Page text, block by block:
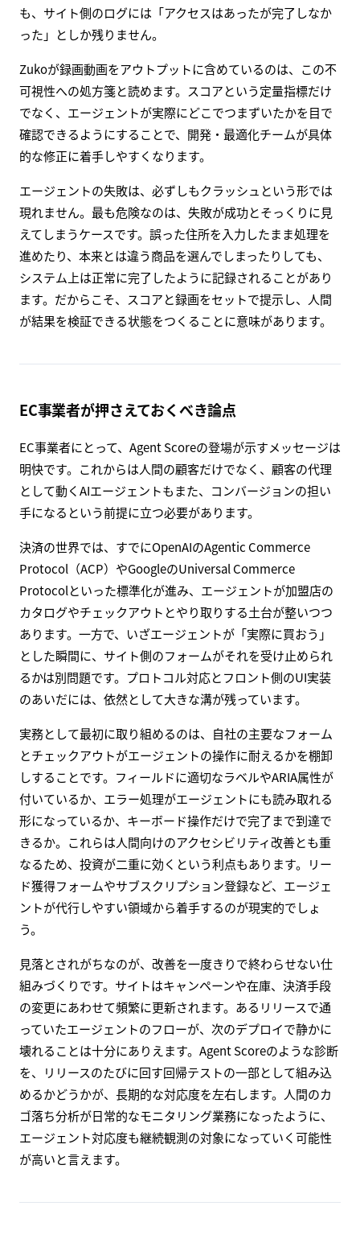
も、サイト側のログには「アクセスはあったが完了しなか
った」としか残りません。
Zukoが録画動画をアウトプットに含めているのは、この不
可視性への処方箋と読めます。スコアという定量指標だけ
でなく、エージェントが実際にどこでつまずいたかを目で
確認できるようにすることで、開発・最適化チームが具体
的な修正に着手しやすくなります。
エージェントの失敗は、必ずしもクラッシュという形では
現れません。最も危険なのは、失敗が成功とそっくりに見
えてしまうケースです。誤った住所を入力したまま処理を
進めたり、本来とは違う商品を選んでしまったりしても、
システム上は正常に完了したように記録されることがあり
ます。だからこそ、スコアと録画をセットで提示し、人間
が結果を検証できる状態をつくることに意味があります。
EC事業者が押さえておくべき論点
EC事業者にとって、Agent Scoreの登場が示すメッセージは
明快です。これからは人間の顧客だけでなく、顧客の代理
として動くAIエージェントもまた、コンバージョンの担い
手になるという前提に立つ必要があります。
決済の世界では、すでにOpenAIのAgentic Commerce
Protocol（ACP）やGoogleのUniversal Commerce
Protocolといった標準化が進み、エージェントが加盟店の
カタログやチェックアウトとやり取りする土台が整いつつ
あります。一方で、いざエージェントが「実際に買おう」
とした瞬間に、サイト側のフォームがそれを受け止められ
るかは別問題です。プロトコル対応とフロント側のUI実装
のあいだには、依然として大きな溝が残っています。
実務として最初に取り組めるのは、自社の主要なフォーム
とチェックアウトがエージェントの操作に耐えるかを棚卸
しすることです。フィールドに適切なラベルやARIA属性が
付いているか、エラー処理がエージェントにも読み取れる
形になっているか、キーボード操作だけで完了まで到達で
きるか。これらは人間向けのアクセシビリティ改善とも重
なるため、投資が二重に効くという利点もあります。リー
ド獲得フォームやサブスクリプション登録など、エージェ
ントが代行しやすい領域から着手するのが現実的でしょ
う。
見落とされがちなのが、改善を一度きりで終わらせない仕
組みづくりです。サイトはキャンペーンや在庫、決済手段
の変更にあわせて頻繁に更新されます。あるリリースで通
っていたエージェントのフローが、次のデプロイで静かに
壊れることは十分にありえます。Agent Scoreのような診断
を、リリースのたびに回す回帰テストの一部として組み込
めるかどうかが、長期的な対応度を左右します。人間のカ
ゴ落ち分析が日常的なモニタリング業務になったように、
エージェント対応度も継続観測の対象になっていく可能性
が高いと言えます。